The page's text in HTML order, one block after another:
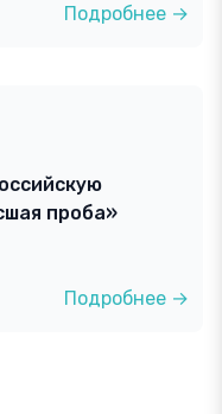
Подробнее →
проба»
Подробнее →